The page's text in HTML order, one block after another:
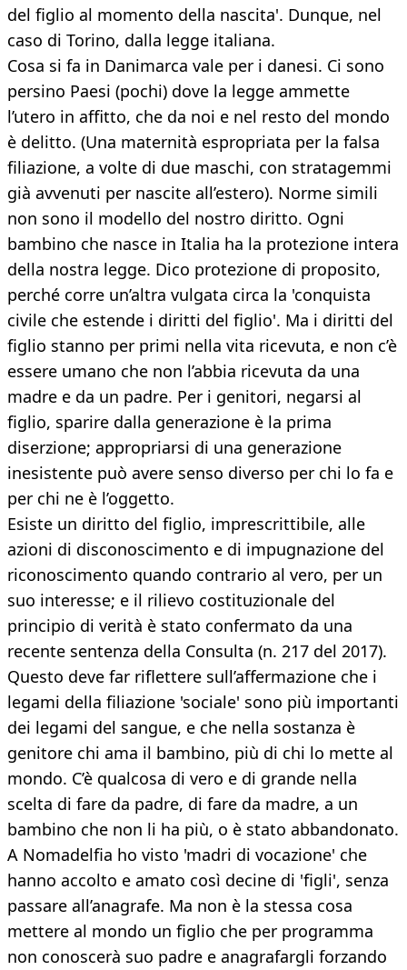
del figlio al momento della nascita'. Dunque, nel
caso di Torino, dalla legge italiana.
Cosa si fa in Danimarca vale per i danesi. Ci sono
persino Paesi (pochi) dove la legge ammette
l’utero in affitto, che da noi e nel resto del mondo
è delitto. (Una maternità espropriata per la falsa
filiazione, a volte di due maschi, con stratagemmi
già avvenuti per nascite all’estero). Norme simili
non sono il modello del nostro diritto. Ogni
bambino che nasce in Italia ha la protezione intera
della nostra legge. Dico protezione di proposito,
perché corre un’altra vulgata circa la 'conquista
civile che estende i diritti del figlio'. Ma i diritti del
figlio stanno per primi nella vita ricevuta, e non c’è
essere umano che non l’abbia ricevuta da una
madre e da un padre. Per i genitori, negarsi al
figlio, sparire dalla generazione è la prima
diserzione; appropriarsi di una generazione
inesistente può avere senso diverso per chi lo fa e
per chi ne è l’oggetto.
Esiste un diritto del figlio, imprescrittibile, alle
azioni di disconoscimento e di impugnazione del
riconoscimento quando contrario al vero, per un
suo interesse; e il rilievo costituzionale del
principio di verità è stato confermato da una
recente sentenza della Consulta (n. 217 del 2017).
Questo deve far riflettere sull’affermazione che i
legami della filiazione 'sociale' sono più importanti
dei legami del sangue, e che nella sostanza è
genitore chi ama il bambino, più di chi lo mette al
mondo. C’è qualcosa di vero e di grande nella
scelta di fare da padre, di fare da madre, a un
bambino che non li ha più, o è stato abbandonato.
A Nomadelfia ho visto 'madri di vocazione' che
hanno accolto e amato così decine di 'figli', senza
passare all’anagrafe. Ma non è la stessa cosa
mettere al mondo un figlio che per programma
non conoscerà suo padre e anagrafargli forzando